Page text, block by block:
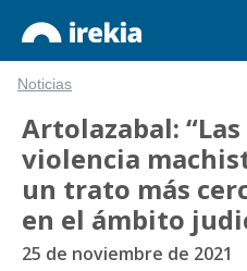
Noticias
Artolazabal:
violencia
un trato más
en el ámbito
25 de noviembre de 2021